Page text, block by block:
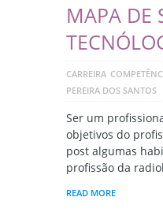
MAPA DE
CARREIRA
PEREIRA DOS SANTOS
Ser um
objetivos do
post algumas
profissão da
READ MORE